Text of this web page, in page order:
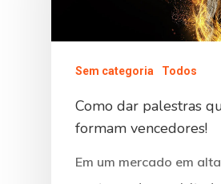
Sem categoria Todos
Como dar palestras
formam vencedores!
Em um mercado em